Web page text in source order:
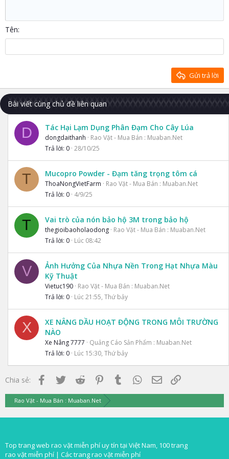
18
22
Verdana
Heading 2
Heading 3
Tên
Gửi trả lời
Bài viết cùng chủ đề liên quan
D Tác Hại Lạm Dụng Phân Đạm Cho Cây Lúa
dongdaithanh
Rao Vặt - Mua Bán : Muaban.Net
Trả lời 0 28/10/25
T Mucopro Powder - Đạm tăng trọng tôm cá
ThoaNongVietFarm
Rao Vặt - Mua Bán : Muaban.Net
Trả lời 0 4/9/25
T Vai trò của nón bảo hộ 3M trong bảo hộ
thegioibaoholaodong Rao Vặt - Mua Bán : Muaban.Net
Trả lời 0 Lúc 08:42
V
Ảnh Hưởng Của Nhựa Nền Trong Hạt Nhựa Màu
Kỹ Thuật
Vietuc190 Rao Vặt - Mua Bán : Muaban.Net
Trả lời 0 Lúc 21:55, Thứ bảy
X
XE NÂNG DẦU HOẠT ĐỘNG TRONG MÔI TRƯỜNG
NÀO
Xe Nâng 7777
Quảng Cáo Sản Phẩm : Muaban.Net
Trả lời 0 Lúc 15:30, Thứ bảy
Chia sẻ: Facebook
Twitter Reddit PinterestTumblr WhatsApp
Email
Rao Vặt - Mua Bán : Muaban.Net
Top trang web rao vặt miễn phí uy tín tại Việt Nam, 100 trang
rao vặt miễn phí | Các trang rao vặt miễn phí